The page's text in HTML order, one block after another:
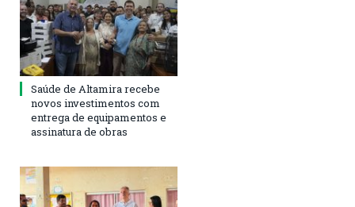
Saúde de Altamira recebe
novos investimentos com
entrega de equipamentos e
assinatura de obras